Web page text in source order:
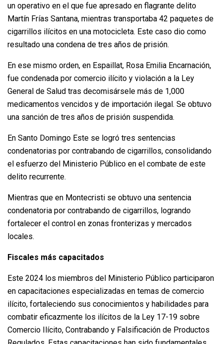
un operativo en el que fue apresado en flagrante delito
Martín Frías Santana, mientras transportaba 42 paquetes de
cigarrillos ilícitos en una motocicleta. Este caso dio como
resultado una condena de tres años de prisión.
En ese mismo orden, en Espaillat, Rosa Emilia Encarnación,
fue condenada por comercio ilícito y violación a la Ley
General de Salud tras decomisársele más de 1,000
medicamentos vencidos y de importación ilegal. Se obtuvo
una sanción de tres años de prisión suspendida.
En Santo Domingo Este se logró tres sentencias
condenatorias por contrabando de cigarrillos, consolidando
el esfuerzo del Ministerio Público en el combate de este
delito recurrente.
Mientras que en Montecristi se obtuvo una sentencia
condenatoria por contrabando de cigarrillos, logrando
fortalecer el control en zonas fronterizas y mercados
locales.
Fiscales más capacitados
Este 2024 los miembros del Ministerio Público participaron
en capacitaciones especializadas en temas de comercio
ilícito, fortaleciendo sus conocimientos y habilidades para
combatir eficazmente los ilícitos de la Ley 17-19 sobre
Comercio Ilícito, Contrabando y Falsificación de Productos